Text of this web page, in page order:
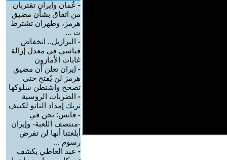
- عُمان وإيران تقتربان
من اتفاق بشأن مضيق
هرمز، وطهران تشترط
ت ...
- البرازيل.. انخفاض
قياسي في معدل إزالة
غابات الأمازون
- إيران تعلن أن مضيق
هرمز لن يٌفتح حتى
تصحح واشنطن سلوكها
- الضربات الروسية
تربك إمداد الناتو لكييف
- فانس: نحن في
-منتصف اللعبة- وإيران
أبلغتنا أنها لن تفرض
رسوم ...
- عبد العاطي يكشف